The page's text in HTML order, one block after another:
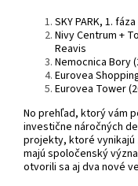
SKY PARK, 1.
Nivy Centrum +
Reavis
Nemocnica Bory
Eurovea
Eurovea Tower
No prehľad, ktorý vám
investične náročných
projekty, ktoré vynikajú
majú spoločenský
otvorili sa aj dva nové